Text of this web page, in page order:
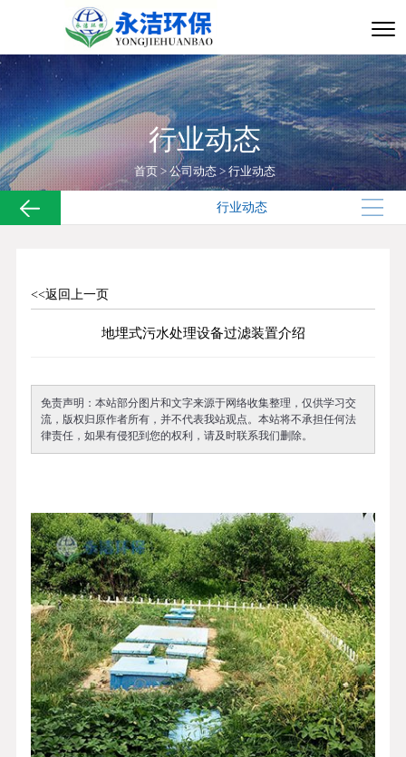
行业动态
首页 >公司动态 > 行业动态
行业动态
<<返回上一页
地埋式污水处理设备过滤装置介绍
免责声明：本站部分图片和文字来源于网络收集整理，仅供学习交
流，版权归原作者所有，并不代表我站观点。本站将不承担任何法
律责任，如果有侵犯到您的权利，请及时联系我们删除。